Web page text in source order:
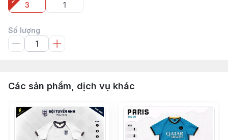
3
1
Số lượng
Các sản phẩm, dịch vụ khác